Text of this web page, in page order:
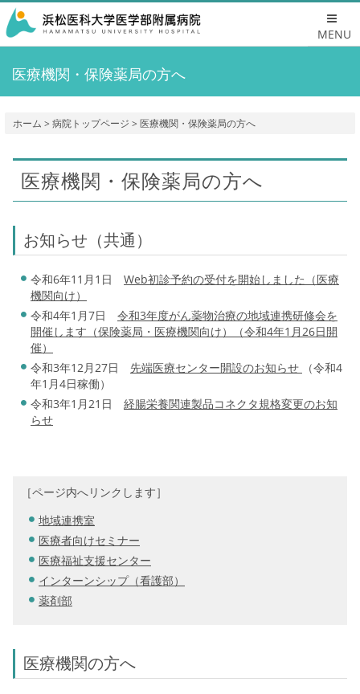
MENU
医療機関・保険薬局の方へ
ホーム > 病院トップページ > 医療機関・保険薬局の方へ
医療機関・保険薬局の方へ
お知らせ（共通）
令和6年11月1日 Web初診予約の受付を開始しました（医療
機関向け）
令和4年1月7日 令和3年度がん薬物治療の地域連携研修会を
開催します（保険薬局・医療機関向け）（令和4年1月26日開
催）
令和3年12月27日 先端医療センター開設のお知らせ
（令和4
年1月4日稼働）
令和3年1月21日 経腸栄養関連製品コネクタ規格変更のお知
らせ
［ページ内へリンクします］
地域連携室
医療者向けセミナー
医療福祉支援センター
インターンシップ（看護部）
薬剤部
医療機関の方へ